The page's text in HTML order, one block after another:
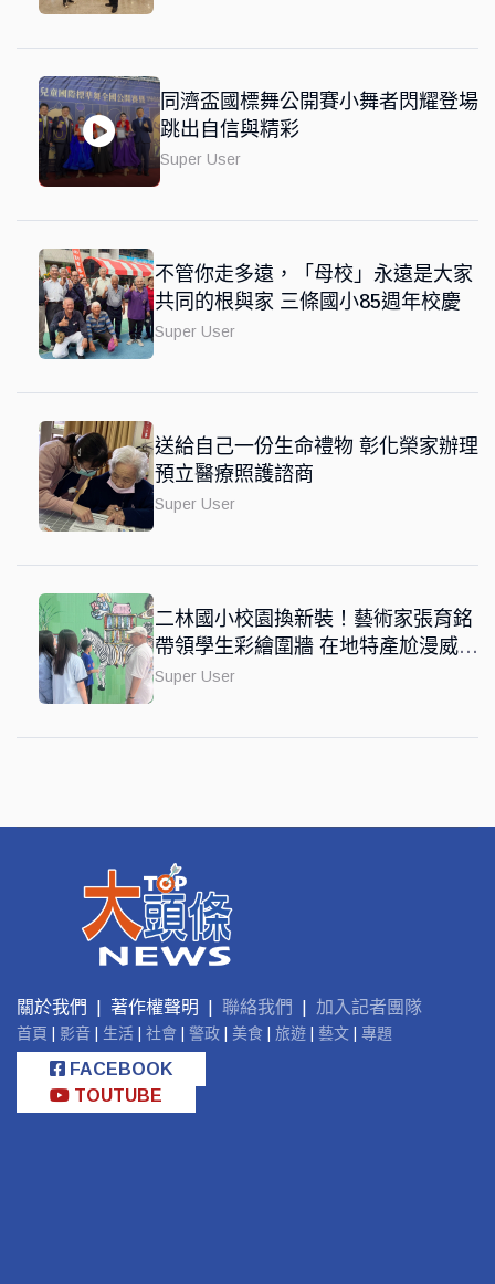
同濟盃國標舞公開賽小舞者閃耀登場
跳出自信與精彩
Super User
不管你走多遠，「母校」永遠是大家
共同的根與家 三條國小85週年校慶
Super User
送給自己一份生命禮物 彰化榮家辦理
預立醫療照護諮商
Super User
二林國小校園換新裝！藝術家張育銘
帶領學生彩繪圍牆 在地特產尬漫威風
融入國際觀
Super User
關於我們 | 著作權聲明 | 聯絡我們 加入記者團隊
首頁 影音 生活 社會 警政 美食 旅遊 藝文 專題
FACEBOOK
TOUTUBE